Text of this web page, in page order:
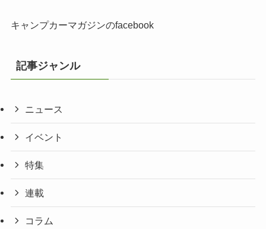
キャンプカーマガジンのfacebook
記事ジャンル
ニュース
イベント
特集
連載
コラム